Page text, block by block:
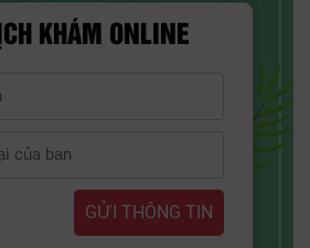
KHÁM ONLINE